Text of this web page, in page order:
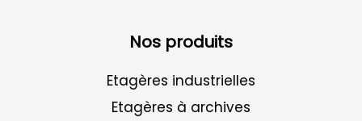
Nos produits
Etagères industrielles
Etagères à archives